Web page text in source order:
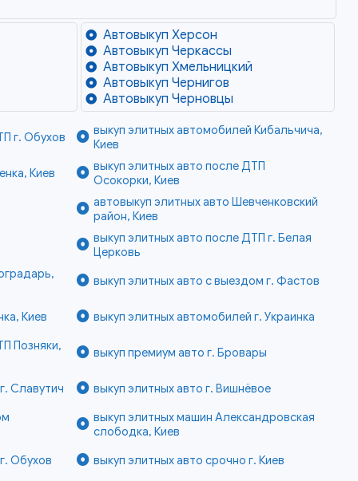
Автовыкуп Херсон
Автовыкуп Черкассы
Автовыкуп Хмельницкий
Автовыкуп Чернигов
Автовыкуп Черновцы
г. Обухов
выкуп элитных автомобилей Кибальчича,
Киев
Киев
выкуп элитных авто после ДТП
Осокорки, Киев
автовыкуп элитных авто Шевченковский
район, Киев
выкуп элитных авто после ДТП г. Белая
Церковь
выкуп элитных авто с выездом г. Фастов
Киев
выкуп элитных автомобилей г. Украинка
Позняки,
выкуп премиум авто г. Бровары
Славутич
выкуп элитных авто г. Вишнёвое
выкуп элитных машин Александровская
слободка, Киев
Обухов
выкуп элитных авто срочно г. Киев